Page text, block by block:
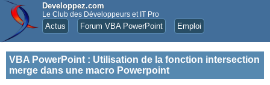
Developpez.com
Le Club des Développeurs et IT Pro
Actus Forum VBA PowerPoint Emploi
VBA PowerPoint : Utilisation de la fonction intersection
merge dans une macro Powerpoint